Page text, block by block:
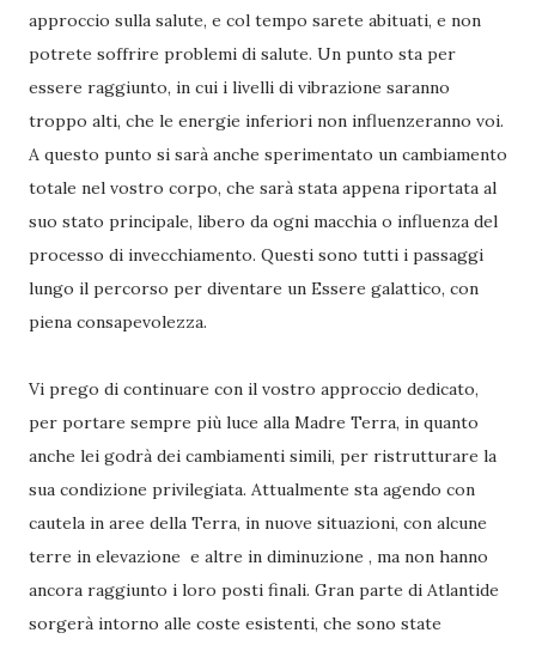
approccio sulla salute, e col tempo sarete abituati, e non
potrete soffrire problemi di salute. Un punto sta per
essere raggiunto, in cui i livelli di vibrazione saranno
troppo alti, che le energie inferiori non influenzeranno voi.
A questo punto si sarà anche sperimentato un cambiamento
totale nel vostro corpo, che sarà stata appena riportata al
suo stato principale, libero da ogni macchia o influenza del
processo di invecchiamento. Questi sono tutti i passaggi
lungo il percorso per diventare un Essere galattico, con
piena consapevolezza.
Vi prego di continuare con il vostro approccio dedicato,
per portare sempre più luce alla Madre Terra, in quanto
anche lei godrà dei cambiamenti simili, per ristrutturare la
sua condizione privilegiata. Attualmente sta agendo con
cautela in aree della Terra, in nuove situazioni, con alcune
terre in elevazione e altre in diminuzione , ma non hanno
ancora raggiunto i loro posti finali. Gran parte di Atlantide
sorgerà intorno alle coste esistenti, che sono state